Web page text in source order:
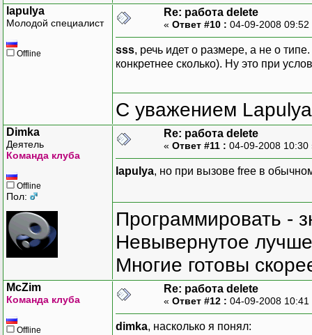
lapulya
Молодой специалист
Offline
Re: работа delete
« Ответ #10 : 04-09-2008
sss, речь идет о размере, а не о
конкретнее сколько). Ну это при
С уважением Lapulya
Dimka
Деятель
Команда клуба
Offline
Пол:
Re: работа delete
« Ответ #11 : 04-09-2008
lapulya, но при вызове free в
Программировать -
Невывернутое
Многие готовы
McZim
Команда клуба
Offline
Re: работа delete
« Ответ #12 : 04-09-2008
dimka, насколько я понял: